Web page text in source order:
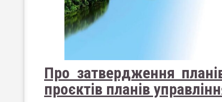
Про затвердження
проєктів планів